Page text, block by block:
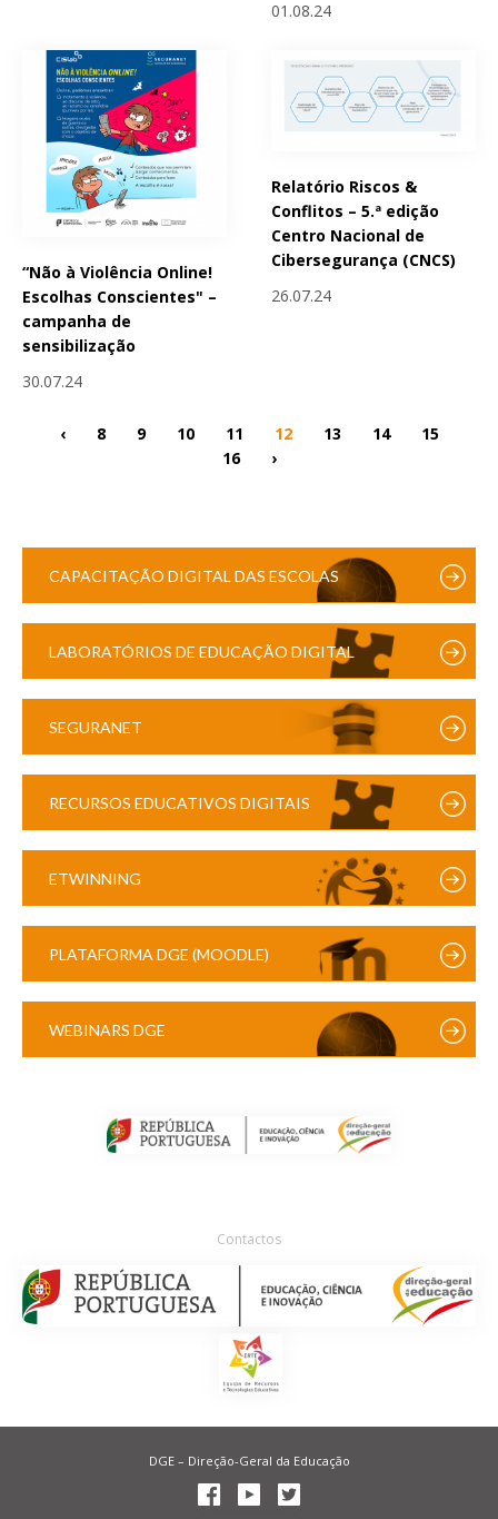
01.08.24
“Não à Violência Online!
Escolhas Conscientes" –
campanha de
sensibilização
30.07.24
Relatório Riscos &
Conflitos – 5.ª edição
Centro Nacional de
Cibersegurança (CNCS)
26.07.24
‹ 8 9 10 11 12 13 14
15
16
›
CAPACITAÇÃO DIGITAL DAS ESCOLAS
LABORATÓRIOS DE EDUCAÇÃO DIGITAL
SEGURANET
RECURSOS EDUCATIVOS DIGITAIS
ETWINNING
PLATAFORMA DGE (MOODLE)
WEBINARS DGE
Contactos
DGE – Direção-Geral da Educação